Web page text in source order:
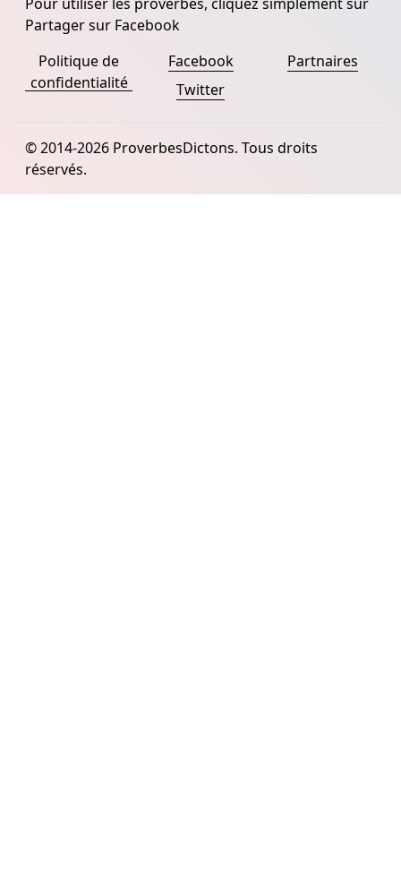
Partager sur Facebook
Politique de
confidentialité
Facebook
Twitter
Partnaires
© 2014-2026 ProverbesDictons. Tous droits
réservés.